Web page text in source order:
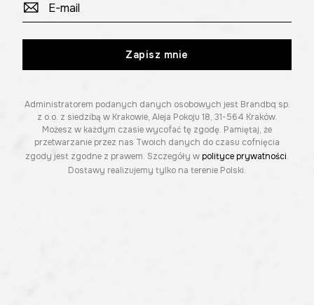
Zapisz mnie
Administratorem podanych danych osobowych jest Brandbq sp.
z o.o. z siedzibą w Krakowie, Aleja Pokoju 18, 31-564 Kraków.
Możesz w każdym czasie wycofać tę zgodę. Pamiętaj, że
przetwarzanie przez nas Twoich danych do czasu cofnięcia
zgody jest zgodne z prawem. Szczegóły w polityce prywatności.
Dostawy realizujemy tylko na terenie Polski.